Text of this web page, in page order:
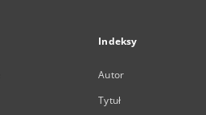
Indeksy
Autor
Tytuł